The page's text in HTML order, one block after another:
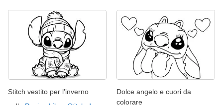
Stitch vestito per l'inverno
Dolce angelo e cuori da
colorare